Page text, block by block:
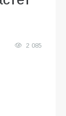
2 085